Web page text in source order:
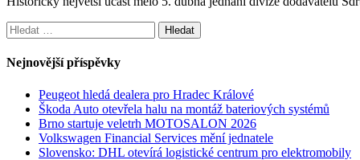
Vyhledávání
Nejnovější příspěvky
Peugeot hledá dealera pro Hradec Králové
Škoda Auto otevřela halu na montáž bateriových systémů
Brno startuje veletrh MOTOSALON 2026
Volkswagen Financial Services mění jednatele
Slovensko: DHL otevírá logistické centrum pro elektromobily